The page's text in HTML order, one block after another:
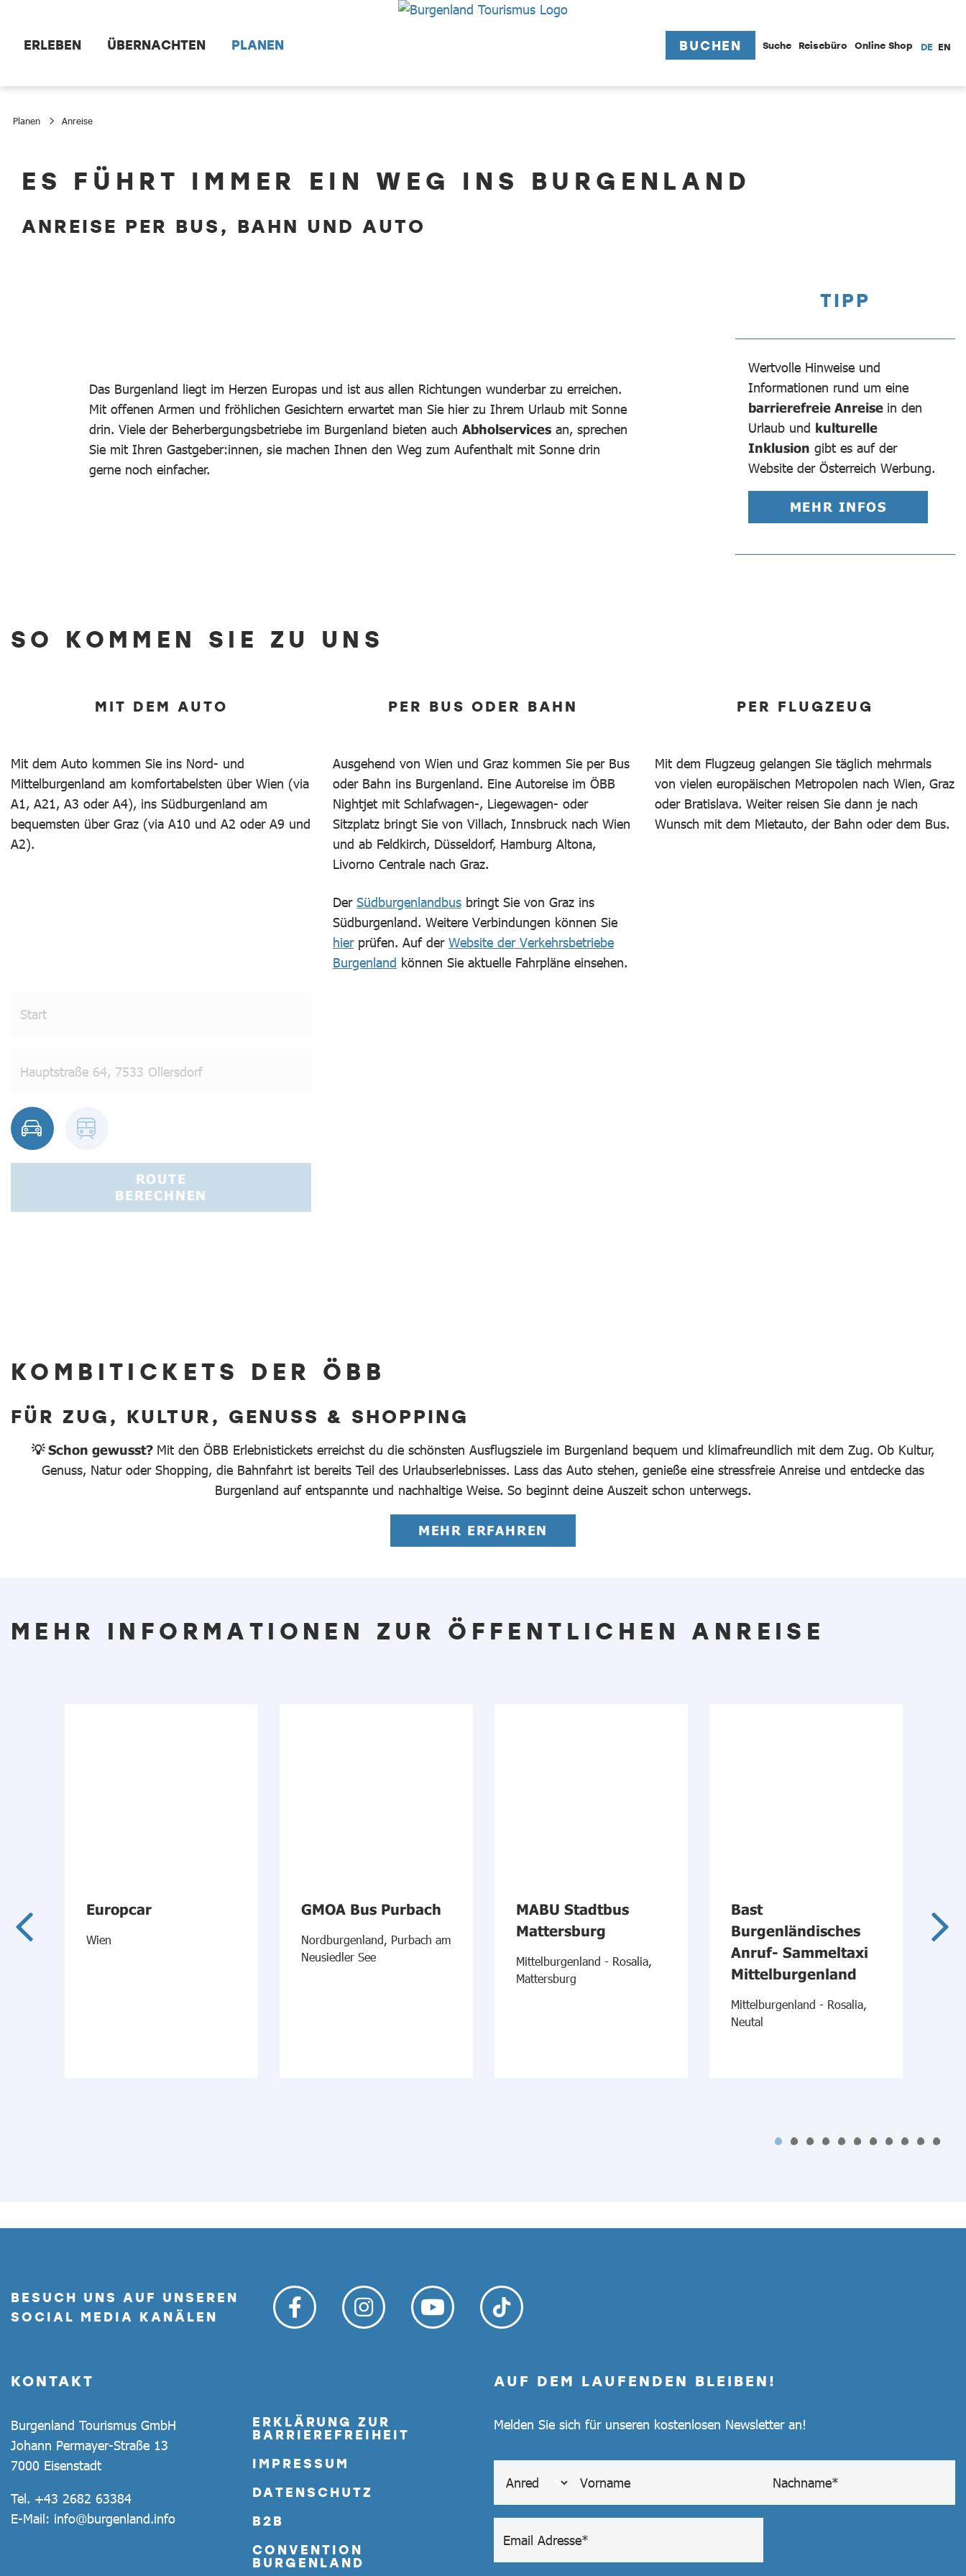
ERLEBEN ÜBERNACHTEN PLANEN BUCHEN Suche Reisebüro Online Shop DE EN
Planen Anreise
AnreiseES FÜHRT IMMER EIN WEG INS BURGENLAND
ANREISE PER BUS, BAHN UND AUTO
Das Burgenland liegt im Herzen Europas und ist aus allen Richtungen wunderbar zu erreichen.
Mit offenen Armen und fröhlichen Gesichtern erwartet man Sie hier zu Ihrem Urlaub mit Sonne
drin. Viele der Beherbergungsbetriebe im Burgenland bieten auch Abholservices an, sprechen
Sie mit Ihren Gastgeber:innen, sie machen Ihnen den Weg zum Aufenthalt mit Sonne drin
gerne noch einfacher.
TIPP
Wertvolle Hinweise und
Informationen rund um eine
barrierefreie Anreise in den
Urlaub und kulturelle
Inklusion gibt es auf der
Website der Österreich Werbung.
MEHR INFOS
SO KOMMEN SIE ZU UNS
MIT DEM AUTO
Mit dem Auto kommen Sie ins Nord- und
Mittelburgenland am komfortabelsten über Wien (via
A1, A21, A3 oder A4), ins Südburgenland am
bequemsten über Graz (via A10 und A2 oder A9 und
A2).
PER BUS ODER BAHN
Ausgehend von Wien und Graz kommen Sie per Bus
oder Bahn ins Burgenland. Eine Autoreise im ÖBB
Nightjet mit Schlafwagen-, Liegewagen- oder
Sitzplatz bringt Sie von Villach, Innsbruck nach Wien
und ab Feldkirch, Düsseldorf, Hamburg Altona,
Livorno Centrale nach Graz.
Der Südburgenlandbus bringt Sie von Graz ins
Südburgenland. Weitere Verbindungen können Sie
hierprüfen. Auf der Website der Verkehrsbetriebe
Burgenland können Sie aktuelle Fahrpläne einsehen.
PER FLUGZEUG
Mit dem Flugzeug gelangen Sie täglich mehrmals
von vielen europäischen Metropolen nach Wien, Graz
oder Bratislava. Weiter reisen Sie dann je nach
Wunsch mit dem Mietauto, der Bahn oder dem Bus.
ROUTE
BERECHNEN
KOMBITICKETS DER ÖBB
FÜR ZUG, KULTUR, GENUSS & SHOPPING
💡 Schon gewusst? Mit den ÖBB Erlebnistickets erreichst du die schönsten Ausflugsziele im Burgenland bequem und klimafreundlich mit dem Zug. Ob Kultur,
Genuss, Natur oder Shopping, die Bahnfahrt ist bereits Teil des Urlaubserlebnisses. Lass das Auto stehen, genieße eine stressfreie Anreise und entdecke das
Burgenland auf entspannte und nachhaltige Weise. So beginnt deine Auszeit schon unterwegs.
MEHR ERFAHREN
MEHR INFORMATIONEN ZUR ÖFFENTLICHEN ANREISE
Europcar
Wien
GMOA Bus Purbach
Nordburgenland, Purbach am
Neusiedler See
MABU Stadtbus
Mattersburg
Mittelburgenland - Rosalia,
Mattersburg
Bast
Burgenländisches
Anruf- Sammeltaxi
Mittelburgenland
Mittelburgenland - Rosalia,
Neutal
BESUCH UNS AUF UNSEREN
SOCIAL MEDIA KANÄLEN
KONTAKT
Burgenland Tourismus GmbH
Johann Permayer-Straße 13
7000 Eisenstadt
Tel. +43 2682 63384
E-Mail: info@burgenland.info
ERKLÄRUNG ZUR
BARRIEREFREIHEIT
IMPRESSUM
DATENSCHUTZ
B2B
CONVENTION
BURGENLAND
AUF DEM LAUFENDEN BLEIBEN!
Melden Sie sich für unseren kostenlosen Newsletter an!